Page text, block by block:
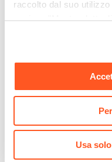
raccolto dal suo
sezione "Mostra
momento. Per
nostraCookie Policy.
Usa
CODICE:EMB-M5K